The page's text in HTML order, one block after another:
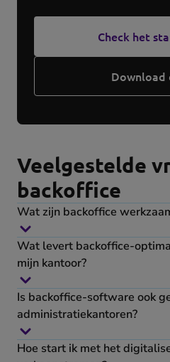
Check het
Download
Veelgestelde
backoffice
Wat zijn backoffice
Wat levert backoffice-
mijn kantoor?
Is backoffice-software ook
administratiekantoren?
Hoe start ik met het